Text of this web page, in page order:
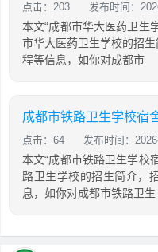
点击：203 发布时间：
本文“成都市华大医药卫生
市华大医药卫生学校的招
程等信息，如你对成都市
成都市铁路卫生学校宿
点击：64 发布时间：
本文“成都市铁路卫生学校
路卫生学校的招生简介，
息，如你对成都市铁路卫生